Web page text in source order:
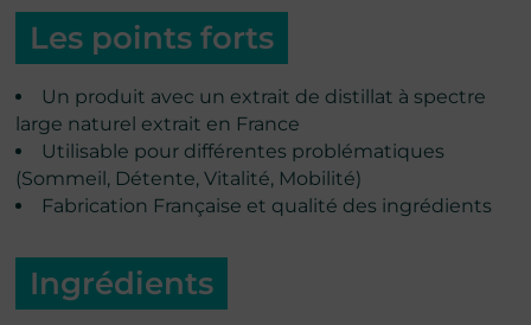
Les points forts
Un produit avec un extrait de distillat à spectre
large naturel extrait en France
Utilisable pour différentes problématiques
(Sommeil, Détente, Vitalité, Mobilité)
Fabrication Française et qualité des ingrédients
Ingrédients